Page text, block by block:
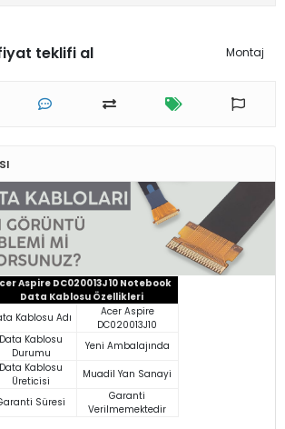
teklifi al Montaj
Aspire DC020013J10 Notebook
Data Kablosu Özellikleri
Kablosu Adı
Acer Aspire
DC020013J10
Data Kablosu
Durumu
Yeni Ambalajında
Data Kablosu
Üreticisi
Muadil Yan Sanayi
Süresi
Garanti
Verilmemektedir